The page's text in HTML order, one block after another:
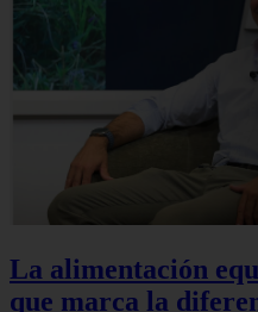
La alimentación
que marca la